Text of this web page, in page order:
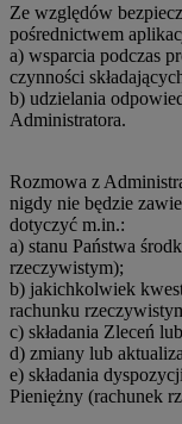
Ze względów
pośrednictwem
a) wsparcia podczas
czynności
b) udzielania
Administratora.
Rozmowa z
nigdy nie będzie
dotyczyć m.in.:
a) stanu Państwa
rzeczywistym);
b) jakichkolwiek
rachunku
c) składania Zleceń
d) zmiany lub
e) składania
Pieniężny (rachunek